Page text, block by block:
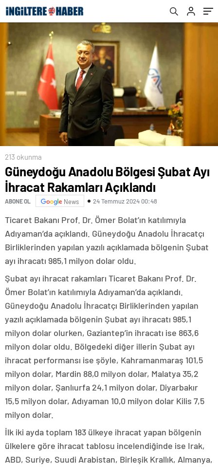
213 okunma
Güneydoğu Anadolu Bölgesi Şubat Ayı
İhracat Rakamları Açıklandı
ABONE OL News 24 Temmuz 2024 00:48
Ticaret Bakanı Prof. Dr. Ömer Bolat’ın katılımıyla
Adıyaman’da açıklandı. Güneydoğu Anadolu İhracatçı
Birliklerinden yapılan yazılı açıklamada bölgenin Şubat
ayı ihracatı 985,1 milyon dolar oldu.
Şubat ayı ihracat rakamları Ticaret Bakanı Prof. Dr.
Ömer Bolat’ın katılımıyla Adıyaman’da açıklandı.
Güneydoğu Anadolu İhracatçı Birliklerinden yapılan
yazılı açıklamada bölgenin Şubat ayı ihracatı 985,1
milyon dolar olurken, Gaziantep’in ihracatı ise 863,6
milyon dolar oldu. Bölgedeki diğer illerin Şubat ayı
ihracat performansı ise şöyle, Kahramanmaraş 101,5
milyon dolar, Mardin 88,0 milyon dolar, Malatya 35,2
milyon dolar, Şanlıurfa 24,1 milyon dolar, Diyarbakır
15,5 milyon dolar, Adıyaman 10,0 milyon dolar Kilis 7,5
milyon dolar.
İlk iki ayda toplam 183 ülkeye ihracat yapan bölgenin
ülkelere göre ihracat tablosu incelendiğinde ise Irak,
ABD, Suriye, Suudi Arabistan, Birleşik Krallık, Almanya,